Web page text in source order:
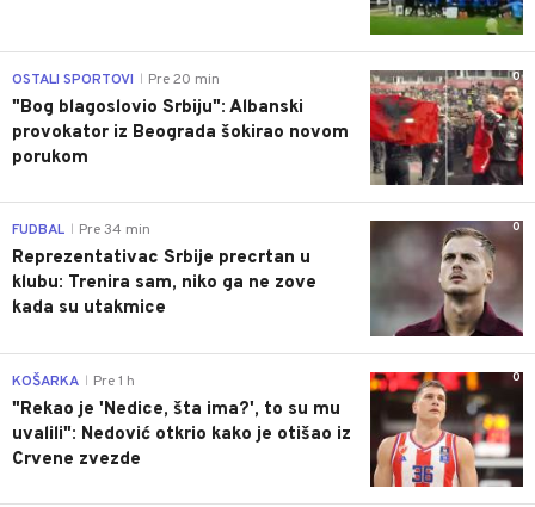
0
OSTALI SPORTOVI Pre 20 min
"Bog blagoslovio Srbiju": Albanski
provokator iz Beograda šokirao novom
porukom
0
FUDBAL Pre 34 min
Reprezentativac Srbije precrtan u
klubu: Trenira sam, niko ga ne zove
kada su utakmice
0
KOŠARKA Pre 1 h
"Rekao je 'Nedice, šta ima?', to su mu
uvalili": Nedović otkrio kako je otišao iz
Crvene zvezde